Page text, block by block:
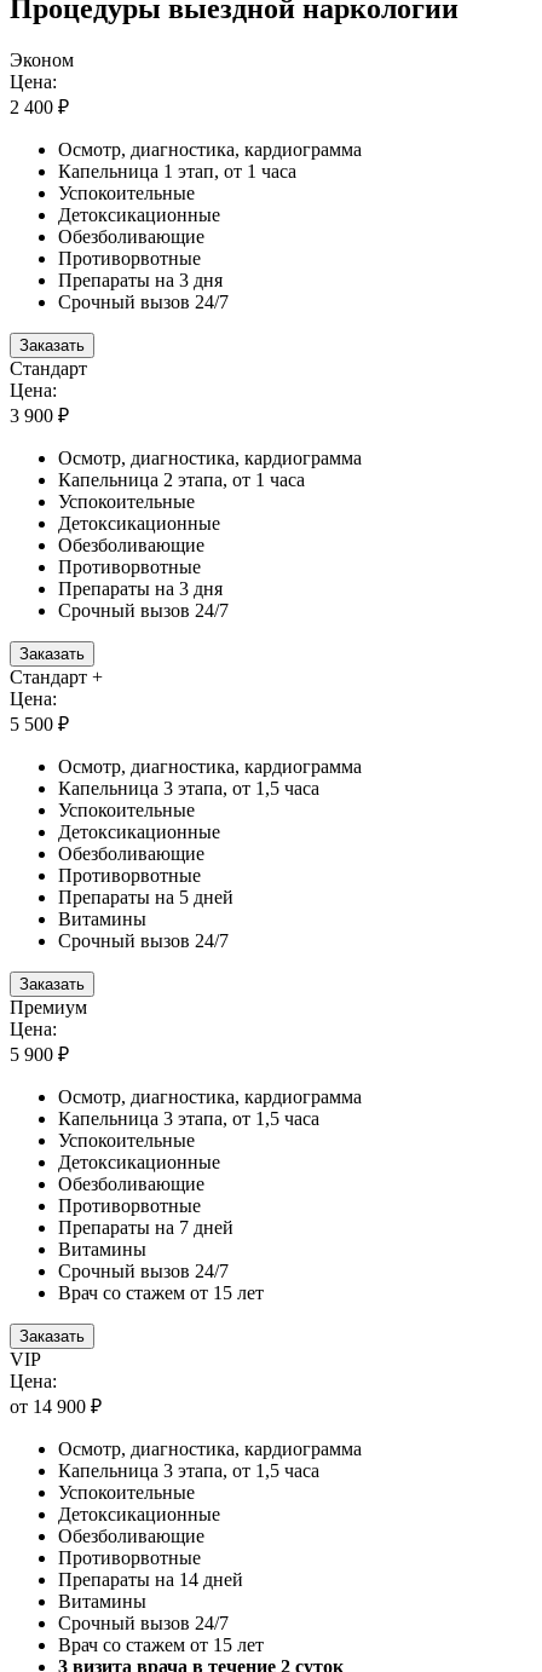
Процедуры выездной наркологии
Эконом
Цена:
2 400 ₽
Осмотр, диагностика, кардиограмма
Капельница 1 этап, от 1 часа
Успокоительные
Детоксикационные
Обезболивающие
Противорвотные
Препараты на 3 дня
Срочный вызов 24/7
Заказать
Стандарт
Цена:
3 900 ₽
Осмотр, диагностика, кардиограмма
Капельница 2 этапа, от 1 часа
Успокоительные
Детоксикационные
Обезболивающие
Противорвотные
Препараты на 3 дня
Срочный вызов 24/7
Заказать
Стандарт +
Цена:
5 500 ₽
Осмотр, диагностика, кардиограмма
Капельница 3 этапа, от 1,5 часа
Успокоительные
Детоксикационные
Обезболивающие
Противорвотные
Препараты на 5 дней
Витамины
Срочный вызов 24/7
Заказать
Премиум
Цена:
5 900 ₽
Осмотр, диагностика, кардиограмма
Капельница 3 этапа, от 1,5 часа
Успокоительные
Детоксикационные
Обезболивающие
Противорвотные
Препараты на 7 дней
Витамины
Срочный вызов 24/7
Врач со стажем от 15 лет
Заказать
VIP
Цена:
от 14 900 ₽
Осмотр, диагностика, кардиограмма
Капельница 3 этапа, от 1,5 часа
Успокоительные
Детоксикационные
Обезболивающие
Противорвотные
Препараты на 14 дней
Витамины
Срочный вызов 24/7
Врач со стажем от 15 лет
3 визита врача в течение 2 суток